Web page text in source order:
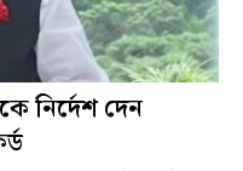
নির্দেশ দেন